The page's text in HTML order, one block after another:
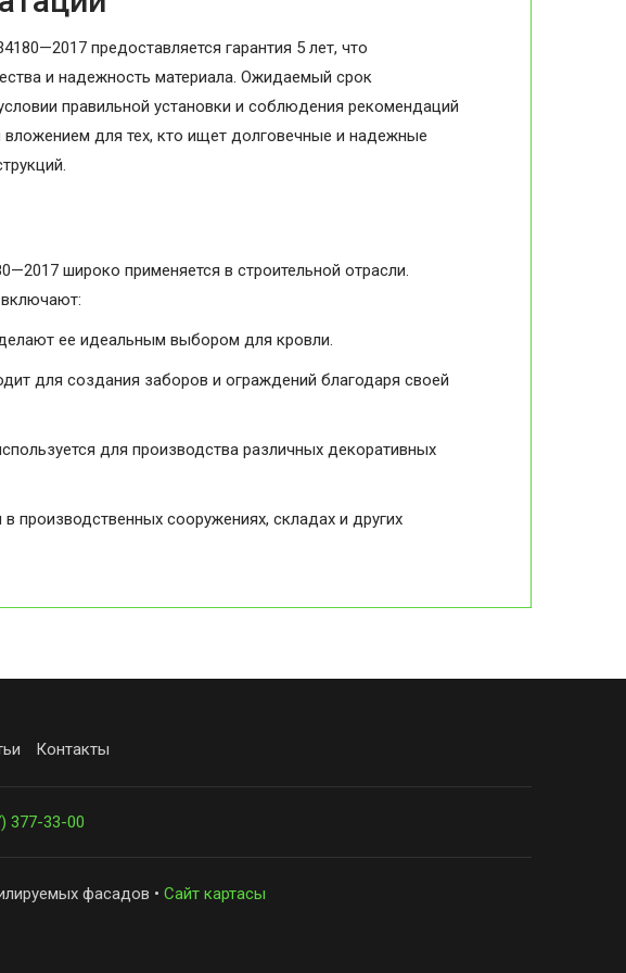
предоставляется гарантия 5 лет, что
и надежность материала. Ожидаемый срок
правильной установки и соблюдения рекомендаций
вложением для тех, кто ищет долговечные и надежные
широко применяется в строительной отрасли.
ее идеальным выбором для кровли.
для создания заборов и ограждений благодаря своей
для производства различных декоративных
производственных сооружениях, складах и других
Контакты
377-33-00
фасадов • Сайт картасы